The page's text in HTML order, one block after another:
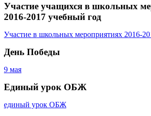
Участие учащихся в школьных
2016-2017 учебный год
Участие в школьных мероприятиях 2016-
День Победы
9 мая
Единый урок ОБЖ
единый урок ОБЖ